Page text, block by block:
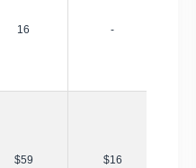
16 -
$59 $16